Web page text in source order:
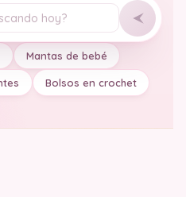
Mantas de bebé
Bolsos en crochet